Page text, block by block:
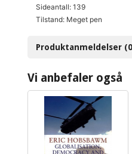
Sideantall: 139
Tilstand: Meget pen
Produktanmeldelser
Vi anbefaler også